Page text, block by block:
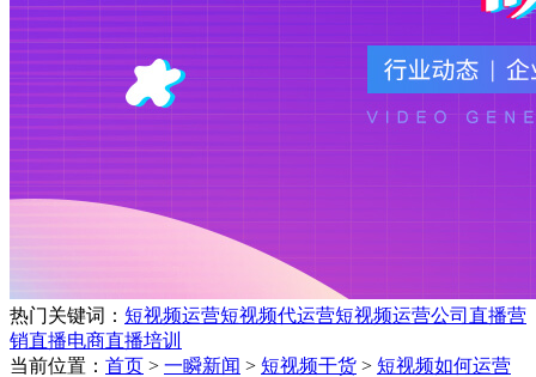
热门关键词： 短视频运营短视频代运营短视频运营公司 直播营
销直播电商直播培训
当前位置： 首页 > 一瞬新闻 > 短视频干货 > 短视频如何运营